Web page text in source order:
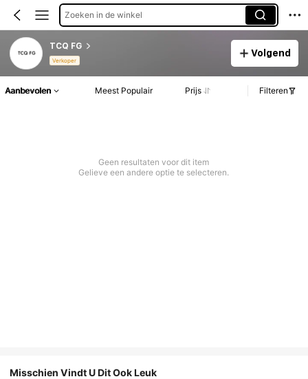
Zoeken in de winkel
TCQ FG
Verkoper
Volgend
Aanbevolen Meest Populair Prijs Filteren
Geen resultaten voor dit item
Gelieve een andere optie te selecteren.
Misschien Vindt U Dit Ook Leuk